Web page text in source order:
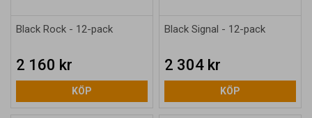
Black Rock - 12-pack
2 160 kr
KÖP
Black Signal - 12-pack
2 304 kr
KÖP